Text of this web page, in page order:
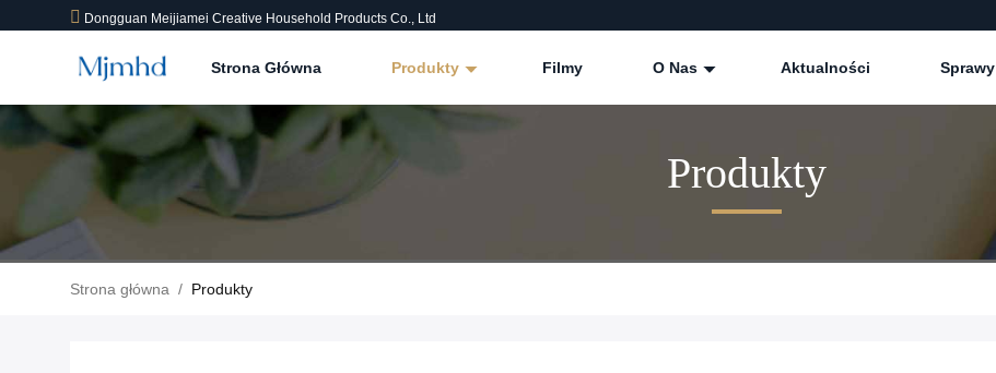
Dongguan Meijiamei Creative Household Products Co., Ltd
Strona Główna Produkty Filmy O Nas Aktualności Sprawy
Produkty
Strona główna / Produkty